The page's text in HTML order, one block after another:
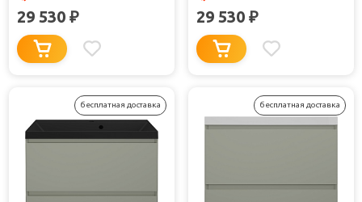
29 530 ₽ 29 530 ₽
бесплатная доставка бесплатная доставка